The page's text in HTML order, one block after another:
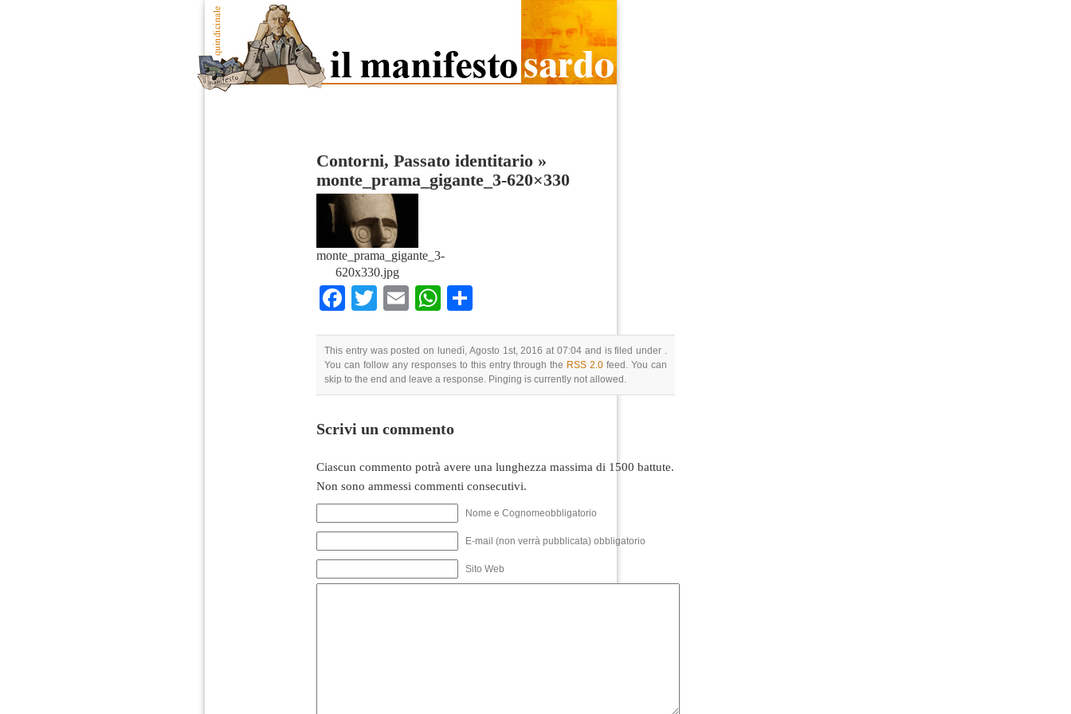
Contorni, Passato identitario »
monte_prama_gigante_3-620×330
monte_prama_gigante_3-
620x330.jpg
Facebook
TwitterEmailWhatsApp
This entry was posted on lunedì, Agosto 1st, 2016 at 07:04 and is filed under .
You can follow any responses to this entry through the RSS 2.0 feed. You can
skip to the end and leave a response. Pinging is currently not allowed.
Scrivi un commento
Ciascun commento potrà avere una lunghezza massima di 1500 battute.
Non sono ammessi commenti consecutivi.
Nome e Cognomeobbligatorio
E-mail (non verrà pubblicata) obbligatorio
Sito Web